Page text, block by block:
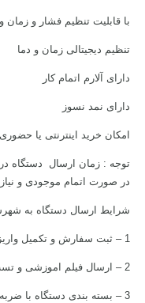
با قابلیت تنظیم فشار و زمان
تنظیم دیجیتالی زمان و دما
دارای آلارم اتمام کار
دارای نمد نسوز
امکان خرید اینترنتی یا
در صورت اتمام موجودی و نیاز به تولید تا ۱۰
شرایط ارسال دستگاه به
1 – ثبت سفارش و تکمیل واریزی توسط مشتری
2 – ارسال فیلم اموزشی و تست سلامت دستگاه
3 – بسته بندی دستگاه با